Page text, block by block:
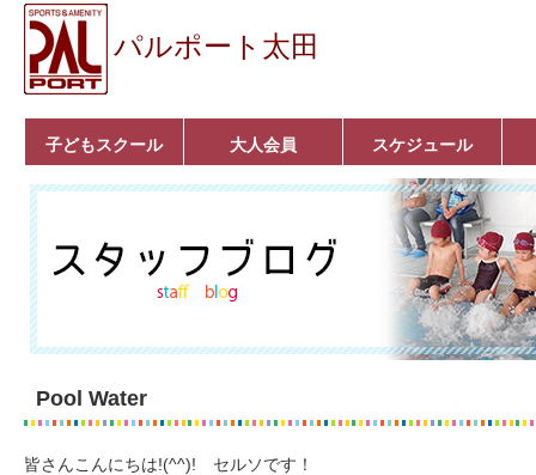
パルポート太田
子どもスクール
ベビーコース
幼児コース
小学生コース
育成コース
選手コース
キッズパーク(体操教
室)
クラシックバレエ
ボルダリング
■入会案内
大人会員
いきいきコース
トライアスロン
フィットネス
■入会案内
スケジュール
Pool Water
皆さんこんにちは!(^^)! セルソです！